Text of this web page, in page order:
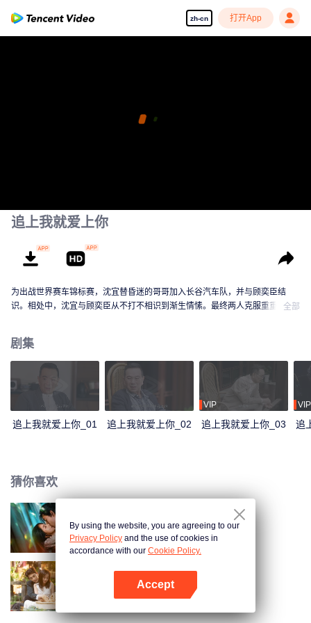
zh-cn 打开App
追上我就爱上你
为出战世界赛车锦标赛，沈宜替昏迷的哥哥加入长谷汽车队，并与顾奕臣结
识。相处中，沈宜与顾奕臣从不打不相识到渐生情愫。最终两人克服重重困全部
剧集
追上我就爱上你_01 追上我就爱上你_02
VIP
追上我就爱上你_03
VIP
追
猜你喜欢
勾心
以爱为契
By using the website, you are agreeing to our
Privacy Policy and the use of cookies in
accordance with our Cookie Policy.
Accept